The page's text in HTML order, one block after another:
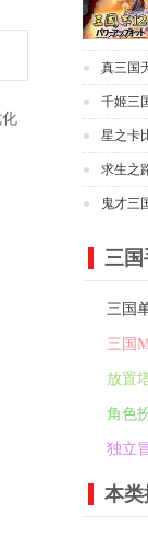
真三国
千姬三
星之卡
求生之
鬼才三
三国
三国
三国
放置
角色
独立
本类